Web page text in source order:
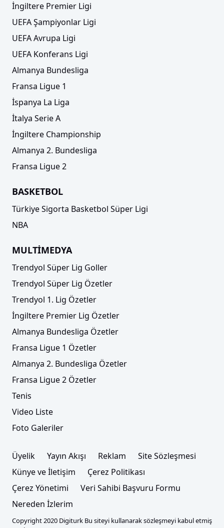
İngiltere Premier Ligi
UEFA Şampiyonlar Ligi
UEFA Avrupa Ligi
UEFA Konferans Ligi
Almanya Bundesliga
Fransa Ligue 1
İspanya La Liga
İtalya Serie A
İngiltere Championship
Almanya 2. Bundesliga
Fransa Ligue 2
BASKETBOL
Türkiye Sigorta Basketbol Süper Ligi
NBA
MULTİMEDYA
Trendyol Süper Lig Goller
Trendyol Süper Lig Özetler
Trendyol 1. Lig Özetler
İngiltere Premier Lig Özetler
Almanya Bundesliga Özetler
Fransa Ligue 1 Özetler
Almanya 2. Bundesliga Özetler
Fransa Ligue 2 Özetler
Tenis
Video Liste
Foto Galeriler
Üyelik Yayın Akışı Reklam
Site Sözleşmesi
Künye ve İletişim
Çerez Politikası
Çerez Yönetimi
Veri Sahibi Başvuru Formu
Nereden İzlerim
Copyright 2020 Digiturk Bu siteyi kullanarak sözleşmeyi kabul etmiş